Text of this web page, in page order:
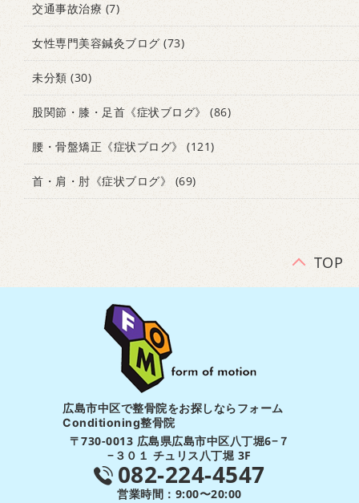
交通事故治療 (7)
女性専門美容鍼灸ブログ(73)
未分類 (30)
股関節・膝・足首《症状ブログ》 (86)
腰・骨盤矯正《症状ブログ》 (121)
首・肩・肘《症状ブログ》 (69)
TOP
広島市中区で整骨院をお探しならフォーム
Conditioning整骨院
〒730-0013 広島県広島市中区八丁堀6−７
−３０１ チュリス八丁堀 3F
082-224-4547
営業時間：9:00〜20:00